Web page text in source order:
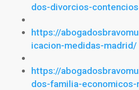
dos-divorcios-
https://
icacion-medidas-madrid/
https://
dos-familia-